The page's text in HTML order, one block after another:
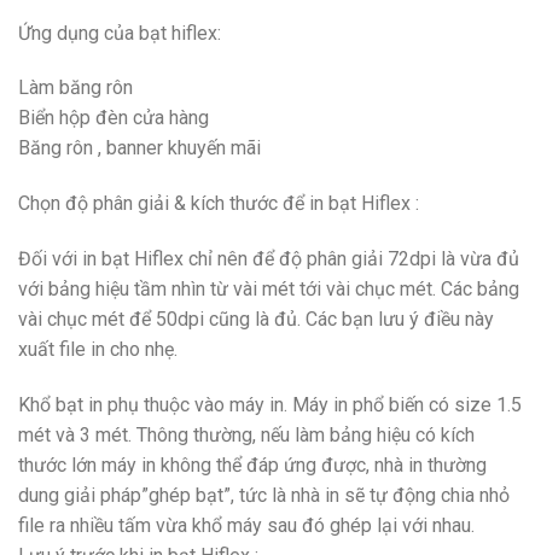
Ứng dụng của bạt hiflex:
Làm băng rôn
Biển hộp đèn cửa hàng
Băng rôn , banner khuyến mãi
Chọn độ phân giải & kích thước để in bạt Hiflex :
Đối với in bạt Hiflex chỉ nên để độ phân giải 72dpi là vừa đủ
với bảng hiệu tầm nhìn từ vài mét tới vài chục mét. Các bảng
vài chục mét để 50dpi cũng là đủ. Các bạn lưu ý điều này
xuất file in cho nhẹ.
Khổ bạt in phụ thuộc vào máy in. Máy in phổ biến có size 1.5
mét và 3 mét. Thông thường, nếu làm bảng hiệu có kích
thước lớn máy in không thể đáp ứng được, nhà in thường
dung giải pháp”ghép bạt”, tức là nhà in sẽ tự động chia nhỏ
file ra nhiều tấm vừa khổ máy sau đó ghép lại với nhau.